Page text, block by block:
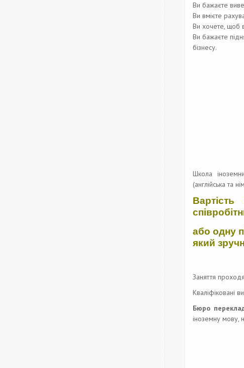
Ви бажаєте
Ви вмієте
Ви хочете, щоб
Ви бажаєте
бізнесу.
Школа
(англійська та
або одну
який
Заняття
Кваліфіковані
Бюро
іноземну мову,